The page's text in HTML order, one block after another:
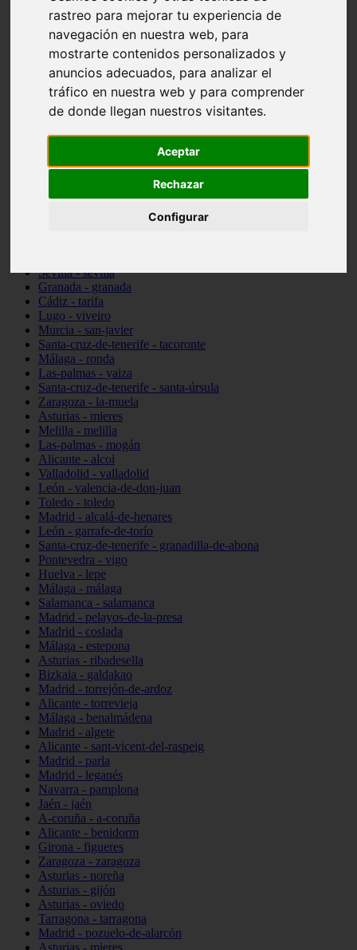
rastreo para mejorar tu experiencia de
navegación en nuestra web, para
mostrarte contenidos personalizados y
anuncios adecuados, para analizar el
tráfico en nuestra web y para comprender
de donde llegan nuestros visitantes.
Aceptar
Rechazar
Configurar
Madrid - pozuelo-de-alarcón
Teruel - sarrión
Cádiz - algodonales
Illes-balears - inca
Madrid - madrid
Málaga - torremolinos
Asturias - oviedo
Cádiz - el-puerto-de-santa-maría
Málaga - marbella
Barcelona - barcelona
Sevilla - sevilla
Granada - granada
Cádiz - tarifa
Lugo - viveiro
Murcia - san-javier
Santa-cruz-de-tenerife - tacoronte
Málaga - ronda
Las-palmas - yaiza
Santa-cruz-de-tenerife - santa-úrsula
Zaragoza - la-muela
Asturias - mieres
Melilla - melilla
Las-palmas - mogán
Alicante - alcoi
Valladolid - valladolid
León - valencia-de-don-juan
Toledo - toledo
Madrid - alcalá-de-henares
León - garrafe-de-torío
Santa-cruz-de-tenerife - granadilla-de-abona
Pontevedra - vigo
Huelva - lepe
Málaga - málaga
Salamanca - salamanca
Madrid - pelayos-de-la-presa
Madrid - coslada
Málaga - estepona
Asturias - ribadesella
Bizkaia - galdakao
Madrid - torrejón-de-ardoz
Alicante - torrevieja
Málaga - benalmádena
Madrid - algete
Alicante - sant-vicent-del-raspeig
Madrid - parla
Madrid - leganés
Navarra - pamplona
Jaén - jaén
A-coruña - a-coruña
Alicante - benidorm
Girona - figueres
Zaragoza - zaragoza
Asturias - noreña
Asturias - gijón
Asturias - oviedo
Tarragona - tarragona
Madrid - pozuelo-de-alarcón
Asturias - mieres